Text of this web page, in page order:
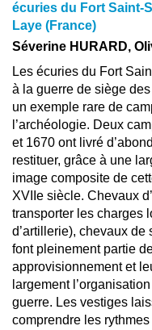
écuries du Fort Saint-
Laye (France)
Séverine HURARD,
Les écuries du Fort
à la guerre de siège
un exemple rare de
l’archéologie. Deux
et 1670 ont livré
restituer, grâce à une
image composite de
XVIIe siècle. Chevaux
transporter les charges
d’artillerie), chevaux
font pleinement partie
approvisionnement et
largement
guerre. Les vestiges
comprendre les